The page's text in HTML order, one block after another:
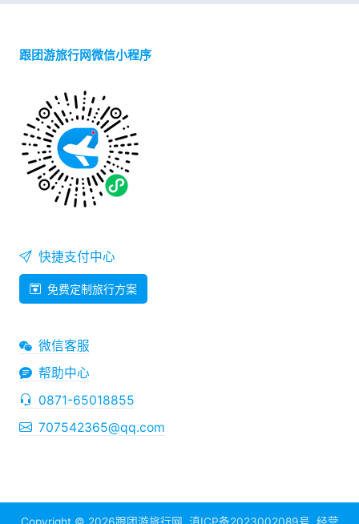
跟团游旅行网微信小程序
快捷支付中心
免费定制旅行方案
微信客服
帮助中心
0871-65018855
707542365@qq.com
Copyright © 2026跟团游旅行网 滇ICP备2023002089号 经营